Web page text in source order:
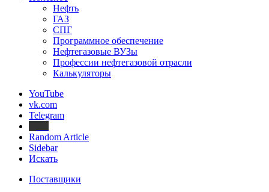
Нефть
ГАЗ
СПГ
Программное обеспечение
Нефтегазовые ВУЗы
Профессии нефтегазовой отрасли
Калькуляторы
YouTube
vk.com
Telegram
Random Article
Sidebar
Искать
Поставщики